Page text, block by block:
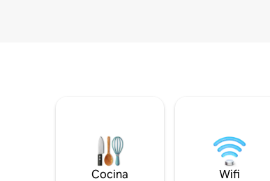
Cocina Wifi